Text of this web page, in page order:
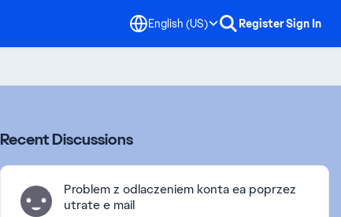
English (US) RegisterSign In
Recent Discussions
Problem z odlaczeniem konta ea poprzez
utrate e mail